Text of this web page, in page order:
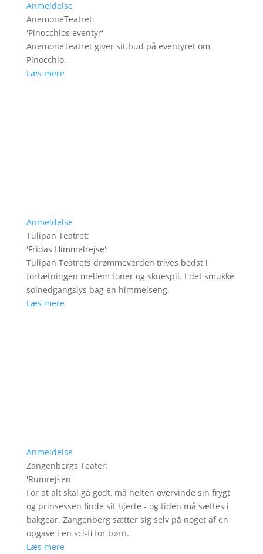
Anmeldelse
AnemoneTeatret:
'Pinocchios eventyr'
AnemoneTeatret giver sit bud på eventyret om
Pinocchio.
Læs mere
Anmeldelse
Tulipan Teatret:
'Fridas Himmelrejse'
Tulipan Teatrets drømmeverden trives bedst i
fortætningen mellem toner og skuespil. I det smukke
solnedgangslys bag en himmelseng.
Læs mere
Anmeldelse
Zangenbergs Teater:
'Rumrejsen'
For at alt skal gå godt, må helten overvinde sin frygt
og prinsessen finde sit hjerte - og tiden må sættes i
bakgear. Zangenberg sætter sig selv på noget af en
opgave i en sci-fi for børn.
Læs mere